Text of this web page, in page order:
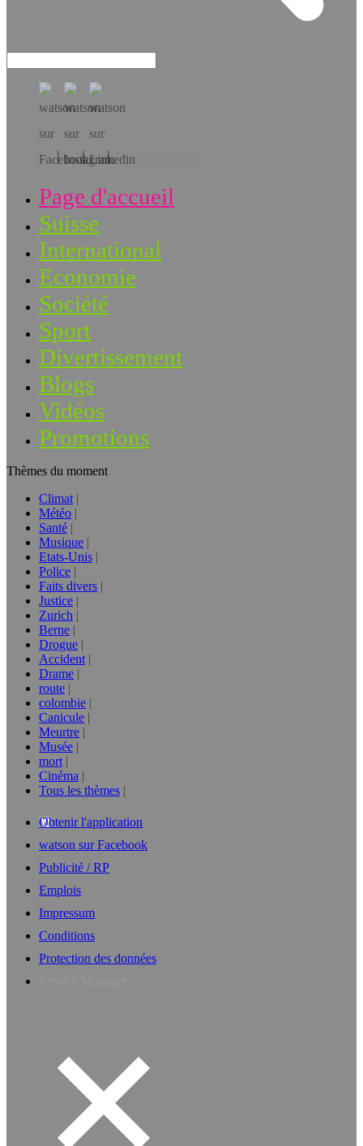
Téléchargez l’app!
Page d'accueil
Suisse
International
Economie
Société
Sport
Divertissement
Blogs
Vidéos
Promotions
Thèmes du moment
Climat
Météo
Santé
Musique
Etats-Unis
Police
Faits divers
Justice
Zurich
Berne
Drogue
Accident
Drame
route
colombie
Canicule
Meurtre
Musée
mort
Cinéma
Tous les thèmes
Obtenir l'application
watson sur Facebook
Publicité / RP
Emplois
Impressum
Conditions
Protection des données